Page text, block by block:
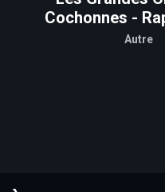
Cochonnes -
Autre